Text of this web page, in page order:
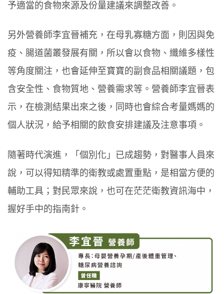
予適當的食物來源及份量建議來調整改善。
另外營養師李宜晉補充，在母乳寡糖方面，則因與免
疫、腸道菌叢發展有關，所以會以食物、纖維多樣性
等角度關注，也會延伸至寶寶的副食品相關議題，包
含安全性、食物質地、營養需求等。營養師李宜晉表
示，在檢測結果出來之後，同時也會綜合考量媽媽的
個人狀況，給予相關的飲食安排建議及注意事項。
隨著時代演進，「個別化」已成趨勢，對醫事人員來
說，可以得知精準的衛教或處置重點，是相當方便的
輔助工具；對民眾來說，也可在茫茫衛教資訊海中，
握好手中的指南針。